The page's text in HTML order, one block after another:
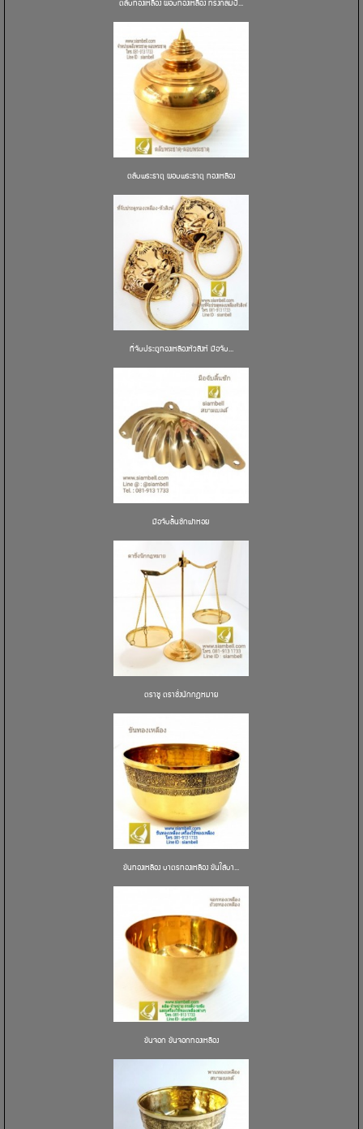
ตลับทองเหลือง ผอบทองเหลือง ทรงกลมป้...
ตลับพระธาตุ ผอบพระธาตุ ทองเหลือง
ที่จับประตูทองเหลืองหัวสิงห์ มือจับ...
มือจับลิ้นชักฝาหอย
ตราชู ตราชั่งนักกฏหมาย
ขันทองเหลือง บาตรทองเหลือง ขันใส่บา...
ขันจอก ขันจอกทองเหลือง